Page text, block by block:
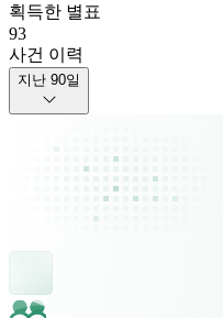
획득한 별표
93
사건 이력
지난 90일